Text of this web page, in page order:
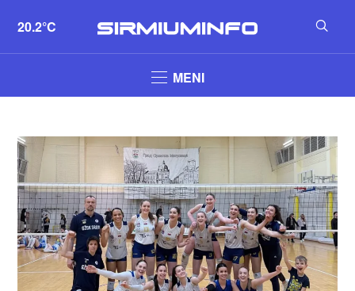
20.2°C
MENI